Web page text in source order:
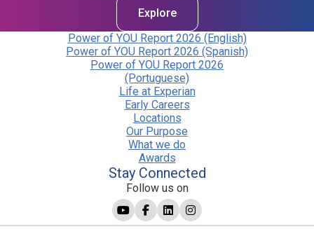
Explore
Power of YOU Report 2026 (English)
Power of YOU Report 2026 (Spanish)
Power of YOU Report 2026
(Portuguese)
Life at Experian
Early Careers
Locations
Our Purpose
What we do
Awards
Stay Connected
Follow us on